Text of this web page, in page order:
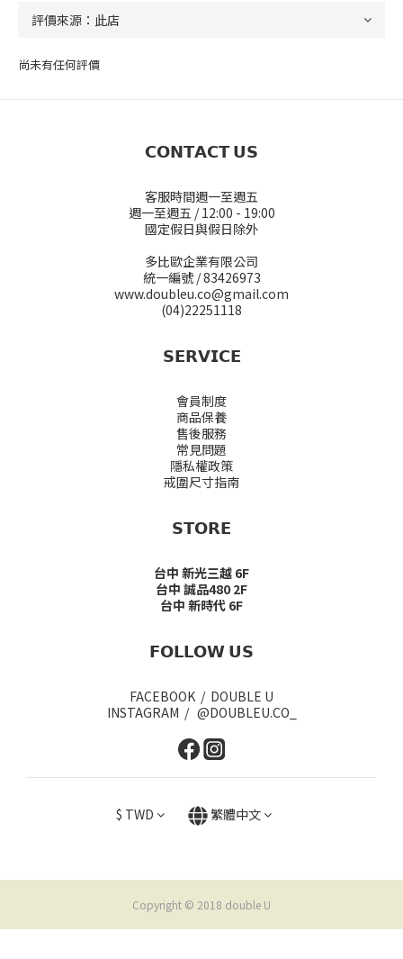
尚未有任何評價
𝗖𝗢𝗡𝗧𝗔𝗖𝗧 𝗨𝗦
客服時間週一至週五
週一至週五 / 12:00 - 19:00
國定假日與假日除外
多比歐企業有限公司
統一編號 / 83426973
www.doubleu.co@gmail.com
(04)22251118
𝗦𝗘𝗥𝗩𝗜𝗖𝗘
會員制度
商品保養
售後服務
常見問題
隱私權政策
戒圍尺寸指南
𝗦𝗧𝗢𝗥𝗘
台中 新光三越 6F
台中 誠品480 2F
台中 新時代 6F
𝗙𝗢𝗟𝗟𝗢𝗪 𝗨𝗦
FACEBOOK / DOUBLE U
INSTAGRAM / @DOUBLEU.CO_
$ TWD 繁體中文
Copyright © 2018 double U